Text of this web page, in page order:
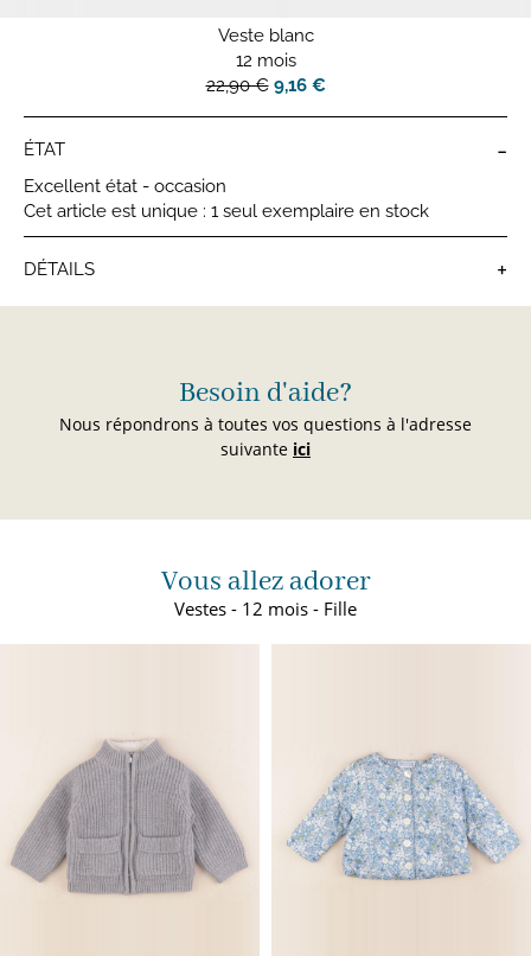
Veste blanc
12 mois
22,90 € 9,16 €
ÉTAT -
Excellent état - occasion
Cet article est unique : 1 seul exemplaire en stock
DÉTAILS +
Vestes bébé
Besoin d'aide?
Nous répondrons à toutes vos questions à l'adresse
suivante ici
Vous allez adorer
Vestes - 12 mois - Fille